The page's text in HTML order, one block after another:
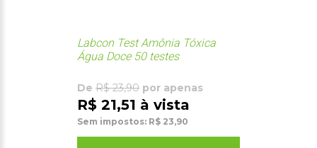
Labcon Test Amônia Tóxica
Água Doce 50 testes
De R$ 23,90 por apenas
R$ 21,51 à vista
Sem impostos: R$ 23,90